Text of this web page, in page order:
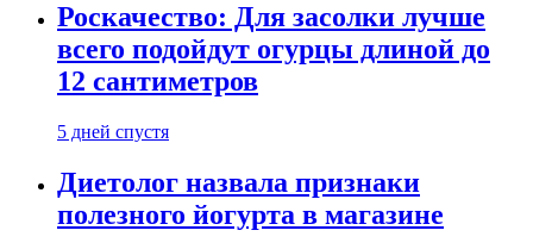
Роскачество: Для засолки лучше
всего подойдут огурцы длиной до
12 сантиметров
5 дней спустя
Диетолог назвала признаки
полезного йогурта в магазине